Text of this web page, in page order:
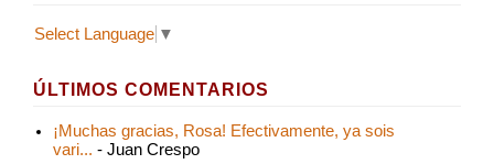
Select Language ▼
ÚLTIMOS COMENTARIOS
¡Muchas gracias, Rosa! Efectivamente, ya sois
vari... - Juan Crespo